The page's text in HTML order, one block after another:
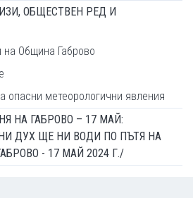
ОБЩЕСТВЕН РЕД И
на Община Габрово
опасни метеорологични явления
НА ГАБРОВО – 17 МАЙ:
ДУХ ЩЕ НИ ВОДИ ПО ПЪТЯ НА
- 17 МАЙ 2024 Г./